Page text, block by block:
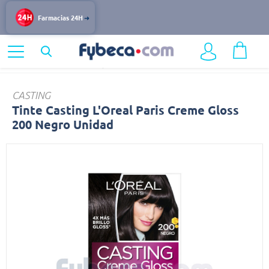
Farmacias 24H
Tintes y Coloración
CASTING
Tinte Casting L'Oreal Paris Creme Gloss
200 Negro Unidad